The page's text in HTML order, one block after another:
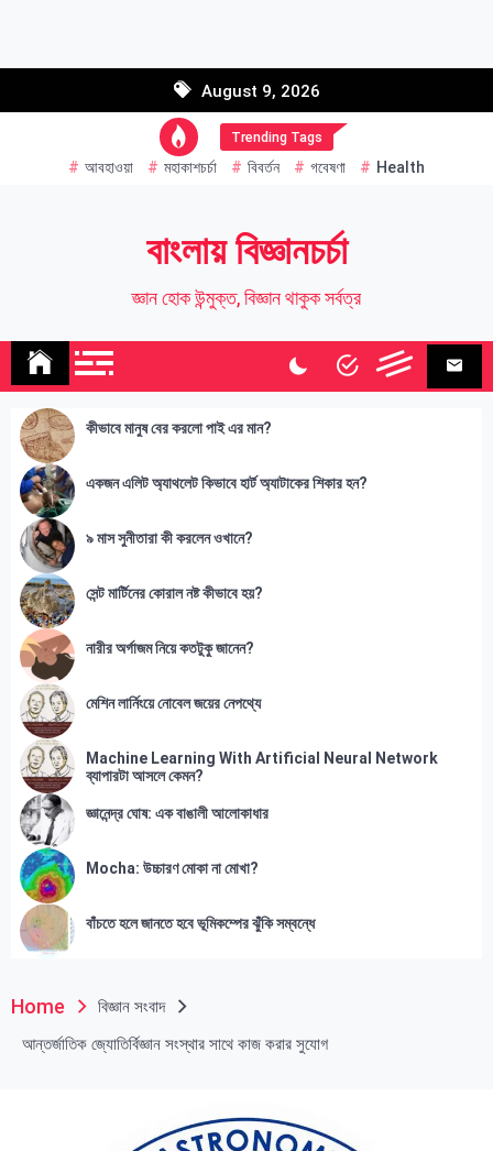
August 9, 2026
Trending Tags
আবহাওয়া মহাকাশচর্চা বিবর্তন গবেষণা Health
বাংলায় বিজ্ঞানচর্চা
জ্ঞান হোক উন্মুক্ত, বিজ্ঞান থাকুক সর্বত্র
কীভাবে মানুষ বের করলো পাই এর মান?
একজন এলিট অ্যাথলেট কিভাবে হার্ট অ্যাটাকের শিকার হন?
৯ মাস সুনীতারা কী করলেন ওখানে?
সেন্ট মার্টিনের কোরাল নষ্ট কীভাবে হয়?
নারীর অর্গাজম নিয়ে কতটুকু জানেন?
মেশিন লার্নিংয়ে নোবেল জয়ের নেপথ্যে
Machine Learning With Artificial Neural Network
ব্যাপারটা আসলে কেমন?
জ্ঞানেন্দ্র ঘোষ: এক বাঙালী আলোকাধার
Mocha: উচ্চারণ মোকা না মোখা?
বাঁচতে হলে জানতে হবে ভূমিকম্পের ঝুঁকি সম্বন্ধে
Home
বিজ্ঞান সংবাদ
আন্তর্জাতিক জ্যোতির্বিজ্ঞান সংস্থার সাথে কাজ করার সুযোগ